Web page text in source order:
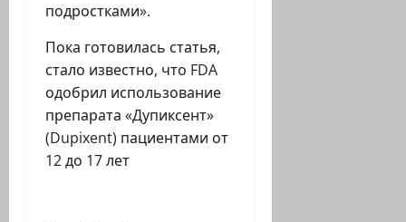
подростками».
Пока готовилась статья,
стало известно, что FDA
одобрил использование
препарата «Дупиксент»
(Dupixent) пациентами от
12 до 17 лет